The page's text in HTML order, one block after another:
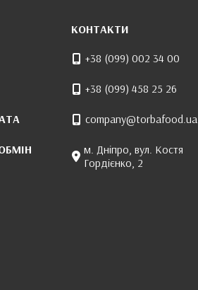
КОНТАКТИ
+38 (099) 002 34 00
+38 (099) 458 25 26
company@torbafood.ua
м. Дніпро, вул. Костя
Гордієнко, 2